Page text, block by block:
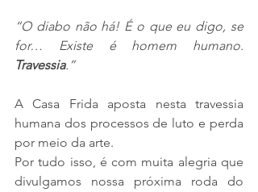
“O diabo não há! É o que eu digo, se
Travessia.”
A Casa Frida aposta nesta travessia
humana dos processos de luto e perda
por meio da arte.
Por tudo isso, é com muita alegria que
divulgamos nossa próxima roda do